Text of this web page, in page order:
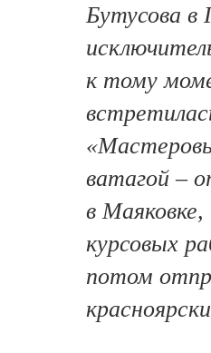
Бутусова
к тому
ватагой –
в Маяковке,
курсовых
потом